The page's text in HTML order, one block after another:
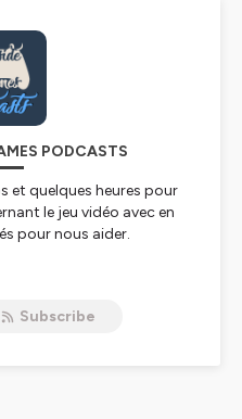
PODCASTS
et quelques heures pour
le jeu vidéo avec en
pour nous aider.
Subscribe